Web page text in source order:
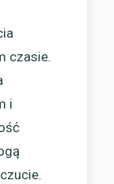
czasie.
i